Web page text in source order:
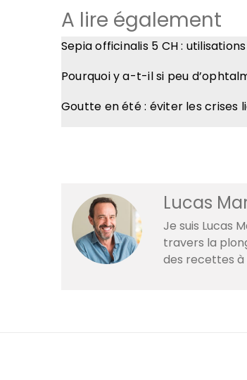
A lire également
Sepia officinalis 5 CH :
Pourquoi y a-t-il si peu
Goutte en été : éviter les crises
Lucas
Je suis Lucas
travers la
des recettes à